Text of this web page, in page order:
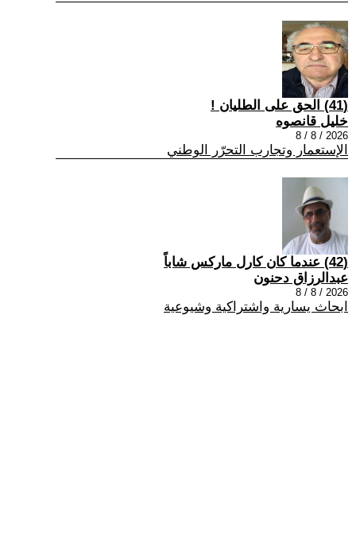
(41) الحق على الطليان !
خليل قانصوه
2026 / 8 / 8
الإستعمار وتجارب التحرّر الوطني
(42) عندما كان كارل ماركس شاباً
عبدالرزاق دحنون
2026 / 8 / 8
ابحاث يسارية واشتراكية وشيوعية